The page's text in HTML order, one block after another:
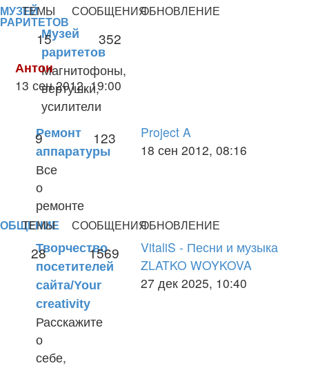
МУЗЕЙ
РАРИТЕТОВ
ТЕМЫ СООБЩЕНИЯОБНОВЛЕНИЕ
Музей
раритетов
Магнитофоны,
вертушки,
усилители
15 352
Антон
Перейти
к
последнему
сообщению
13 сен 2012, 19:00
Ремонт
аппаратуры
Все
о
ремонте
9 123 Project A
Перейти
18 сен 2012, 08:16
ОБЩЕНИЕ
ТЕМЫ СООБЩЕНИЯОБНОВЛЕНИЕ
Творчество
посетителей
сайта/Your
creativity
Расскажите
о
себе,
28 1569
VitaliS - Песни и музыка
ZLATKO WOYKOVA
27 дек 2025, 10:40